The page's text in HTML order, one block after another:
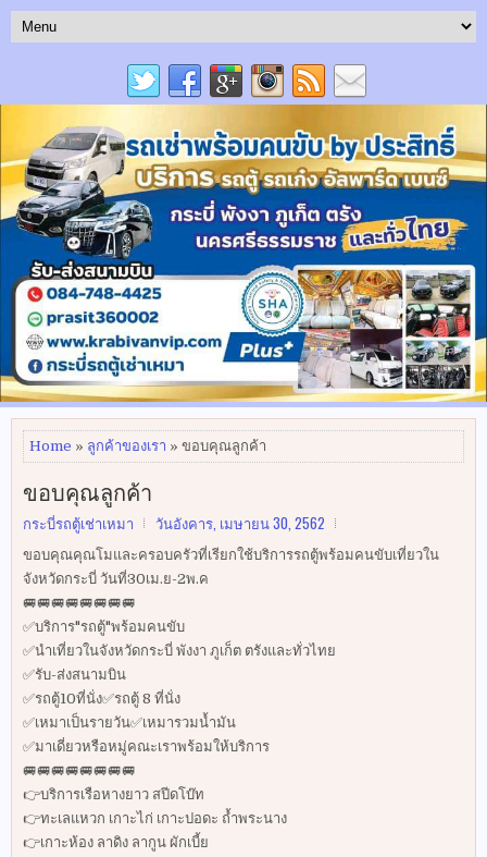
Home » ลูกค้าของเรา » ขอบคุณลูกค้า
ขอบคุณลูกค้า
กระบี่รถตู้เช่าเหมา วันอังคาร, เมษายน 30, 2562
ขอบคุณคุณโมและครอบครัวที่เรียกใช้บริการรถตู้พร้อมคนขับเที่ยวใน
จังหวัดกระบี่ วันที่30เม.ย-2พ.ค
🚐🚐🚐🚐🚐🚐🚐🚐
✅บริการ"รถตู้"พร้อมคนขับ
✅นำเที่ยวในจังหวัดกระบี่ พังงา ภูเก็ต ตรังและทั่วไทย
✅รับ-ส่งสนามบิน
✅รถตู้10ที่นั่ง✅รถตู้ 8 ที่นั่ง
✅เหมาเป็นรายวัน✅เหมารวมน้ำมัน
✅มาเดี่ยวหรือหมู่คณะเราพร้อมให้บริการ
🚐🚐🚐🚐🚐🚐🚐🚐
👉บริการเรือหางยาว สปีดโบ๊ท
👉ทะเลแหวก เกาะไก่ เกาะปอดะ ถ้ำพระนาง
👉เกาะห้อง ลาดิง ลากูน ผักเบี้ย